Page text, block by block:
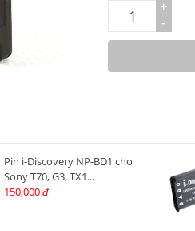
+
-
Pin i-Discovery NP-BD1 cho
Sony T70, G3, TX1...
150,000 đ